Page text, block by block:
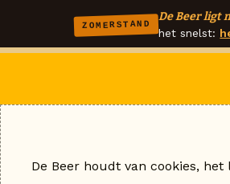
ZOMERSTAND
De Beer ligt
het snelst:
De Beer houdt van cookies,